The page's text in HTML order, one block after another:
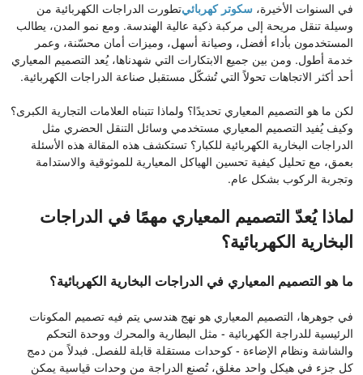
في السنوات الأخيرة، سكوتر كهربائيتطورت الدراجات الكهربائية من
وسيلة تنقل مريحة إلى مركبة ذكية عالية الهندسة. ومع نمو المدن، يطالب
المستخدمون بأداء أفضل، وصيانة أسهل، وميزات أمان محسّنة، وعمر
خدمة أطول. ومن بين جميع الابتكارات التي شهدناها، يُعد التصميم المعياري
أحد أكثر الاتجاهات تحولاً التي تُشكّل مستقبل صناعة الدراجات الكهربائية.
لكن ما هو التصميم المعياري تحديدًا؟ ولماذا تتبناه العلامات التجارية الكبرى؟
وكيف يُفيد التصميم المعياري مستخدمي وسائل التنقل الحضري مثل
الدراجات البخارية الكهربائية للكبار؟ تستكشف هذه المقالة هذه الأسئلة
بعمق، مع تحليل كيفية تحسين الهياكل المعيارية للموثوقية والاستدامة
وتجربة الركوب بشكل عام.
لماذا يُعدّ التصميم المعياري مهمًا في الدراجات
البخارية الكهربائية؟
ما هو التصميم المعياري في الدراجات البخارية الكهربائية؟
في جوهرها، التصميم المعياري هو نهج هندسي يتم فيه تصميم المكونات
الرئيسية للدراجة الكهربائية - مثل البطارية والمحرك ووحدة التحكم
والشاشة ونظام الإضاءة - كوحدات مستقلة قابلة للفصل. فبدلاً من دمج
كل جزء في هيكل واحد مغلق، تُصنع الدراجة من وحدات قياسية يمكن